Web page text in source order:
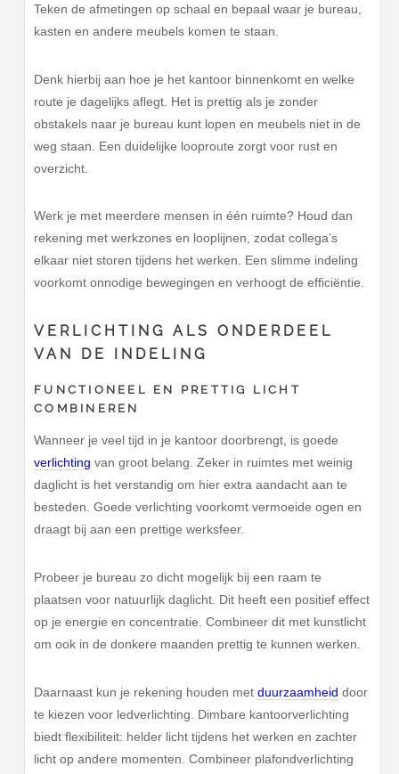
Teken de afmetingen op schaal en bepaal waar je bureau,
kasten en andere meubels komen te staan.
Denk hierbij aan hoe je het kantoor binnenkomt en welke
route je dagelijks aflegt. Het is prettig als je zonder
obstakels naar je bureau kunt lopen en meubels niet in de
weg staan. Een duidelijke looproute zorgt voor rust en
overzicht.
Werk je met meerdere mensen in één ruimte? Houd dan
rekening met werkzones en looplijnen, zodat collega’s
elkaar niet storen tijdens het werken. Een slimme indeling
voorkomt onnodige bewegingen en verhoogt de efficiëntie.
VERLICHTING ALS ONDERDEEL
VAN DE INDELING
FUNCTIONEEL EN PRETTIG LICHT
COMBINEREN
Wanneer je veel tijd in je kantoor doorbrengt, is goede
verlichting van groot belang. Zeker in ruimtes met weinig
daglicht is het verstandig om hier extra aandacht aan te
besteden. Goede verlichting voorkomt vermoeide ogen en
draagt bij aan een prettige werksfeer.
Probeer je bureau zo dicht mogelijk bij een raam te
plaatsen voor natuurlijk daglicht. Dit heeft een positief effect
op je energie en concentratie. Combineer dit met kunstlicht
om ook in de donkere maanden prettig te kunnen werken.
Daarnaast kun je rekening houden metduurzaamheid door
te kiezen voor ledverlichting. Dimbare kantoorverlichting
biedt flexibiliteit: helder licht tijdens het werken en zachter
licht op andere momenten. Combineer plafondverlichting